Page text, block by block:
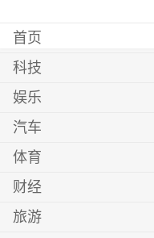
首页
科技
娱乐
汽车
体育
财经
旅游